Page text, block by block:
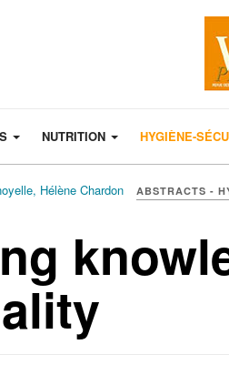
NUTRITION HYGIÈNE-
Hélène Chardon ABSTRACTS -